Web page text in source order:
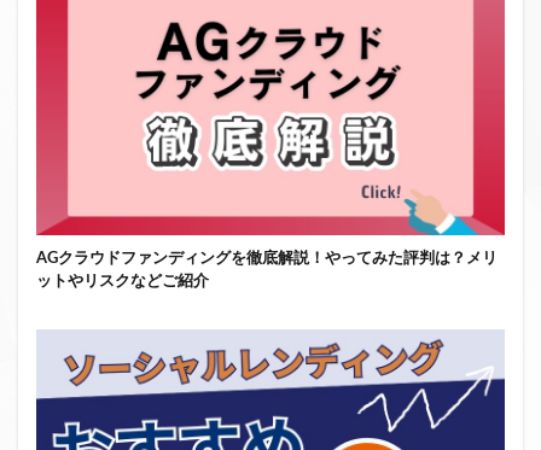
AGクラウドファンディングを徹底解説！やってみた評判は？メリ
ットやリスクなどご紹介